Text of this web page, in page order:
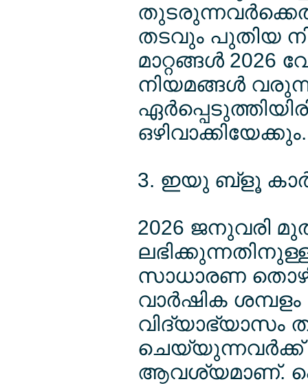
തടവും പുതിയ
മാറ്റങ്ങള്‍ 2026
നിയമങ്ങള്‍
ഒഴിവാക്കിയേക്കും.
3. ഇയു ബ്ളൂ
2026
സാധാരണ
വാര്‍ഷിക ശമ്പളം
വിദ്യാഭ്യാസം
ചെയ്യുന്നവര്‍ക്ക്
ആവശ്യമാണ്.